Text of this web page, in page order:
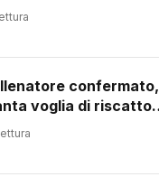
confermato,
voglia di riscatto